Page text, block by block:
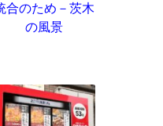
合のため－茨木
の風景